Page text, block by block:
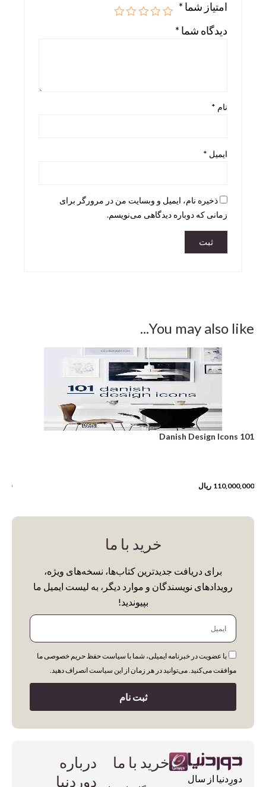
Skira
Taschen
امتیاز شما *
دیدگاه شما *
نام *
ایمیل *
ذخیره نام، ایمیل و وبسایت من در مرورگر برای
زمانی که دوباره دیدگاهی می‌نویسم.
You may also like...
101 Danish Design Icons
110,000,000 ریال
خرید با ما
برای دریافت جدیدترین کتاب‌ها، نسخه‌های ویژه،
رویدادهای نویسندگان و موارد دیگر، به لیست ایمیل ما
بپیوندید!
ایمیل
با عضویت در خبرنامه ایمیلی، شما با سیاست حفظ حریم خصوصی ما
موافقت می‌کنید. می‌توانید در هر زمان از این سیاست انصراف دهید.
ثبت نام
دورِدنیا از سال
خرید با ما
درباره
دوردنیا